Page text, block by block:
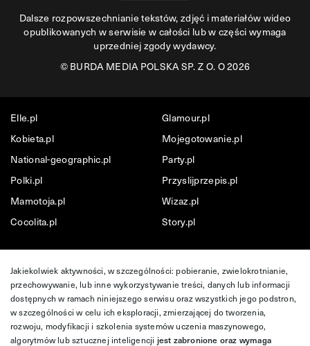
Dalsze rozpowszechnianie tekstów, zdjęć i materiałów wideo
opublikowanych w serwisie w całości lub w części wymaga
uprzedniej zgody wydawcy.
©BURDA MEDIA POLSKA SP. Z O. O 2026
Elle.pl
Glamour.pl
Kobieta.pl
Mojegotowanie.pl
National-geographic.pl
Party.pl
Polki.pl
Przyslijprzepis.pl
Mamotoja.pl
Wizaz.pl
Cocolita.pl
Story.pl
Jakiekolwiek aktywności, w szczególności: pobieranie, zwielokrotnianie,
przechowywanie, lub inne wykorzystywanie treści, danych lub informacji
dostępnych w ramach niniejszego serwisu oraz wszystkich jego podstron,
w szczególności w celu ich eksploracji, zmierzającej do tworzenia,
rozwoju, modyfikacji i szkolenia systemów uczenia maszynowego,
algorytmów lub sztucznej inteligencji jest zabronione oraz wymaga